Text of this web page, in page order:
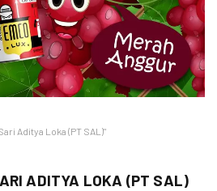
Aditya Loka (PT SAL)"
ADITYA LOKA (PT SAL)